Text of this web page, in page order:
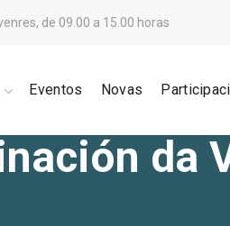
de 09.00 a 15.00 horas
Eventos Novas
da